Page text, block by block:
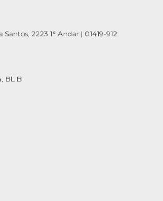
Santos, 2223 1° Andar | 01419-912
BL B